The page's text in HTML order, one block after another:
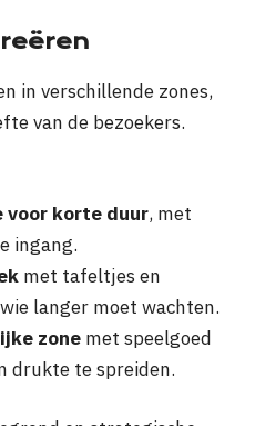
in verschillende zones,
van de bezoekers.
voor korte duur, met
ingang.
met tafeltjes en
langer moet wachten.
zone met speelgoed
drukte te spreiden.